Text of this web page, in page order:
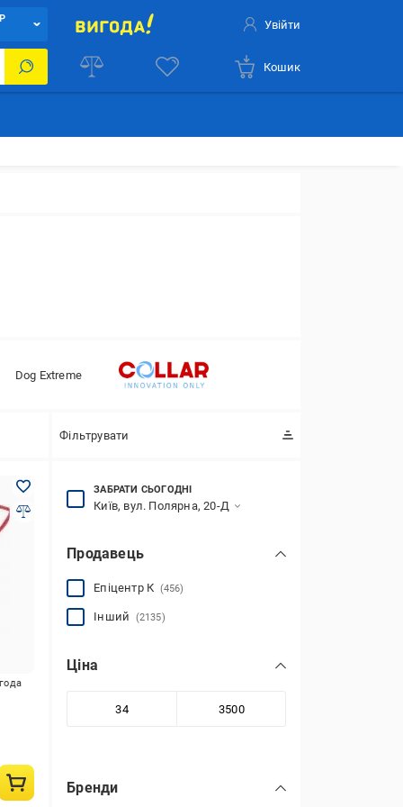
Увійти
Кошик
Dog Extreme
Фільтрувати
ЗАБРАТИ СЬОГОДНІ
Київ, вул. Полярна, 20-Д
Продавець
Епіцентр К (456)
Інший (2135)
Ціна
Бренди